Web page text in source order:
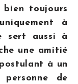
toujours
à
sert aussi à
une amitié
à un
de